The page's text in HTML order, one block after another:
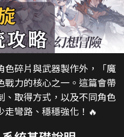
色碎片與武器製作外，「魔
戰力的核心之一。這篇會帶
、取得方式，以及不同角色
走彎路、穩穩強化！🔥